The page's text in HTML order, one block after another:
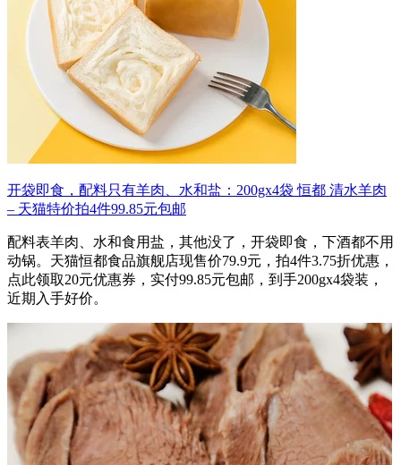
开袋即食，配料只有羊肉、水和盐：200gx4袋 恒都 清水羊肉
– 天猫特价拍4件99.85元包邮
配料表羊肉、水和食用盐，其他没了，开袋即食，下酒都不用
动锅。天猫恒都食品旗舰店现售价79.9元，拍4件3.75折优惠，
点此领取20元优惠券，实付99.85元包邮，到手200gx4袋装，
近期入手好价。